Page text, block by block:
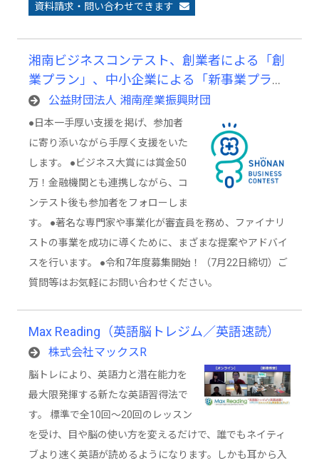
資料請求・問い合わせできます
湘南ビジネスコンテスト、創業者による「創
業プラン」、中小企業による「新事業プラ
ン」を発表するビジネスコンテスト
公益財団法人 湘南産業振興財団
●日本一手厚い支援を掲げ、参加者
に寄り添いながら手厚く支援をいた
します。 ●ビジネス大賞には賞金50
万！金融機関とも連携しながら、コ
ンテスト後も参加者をフォローしま
す。 ●著名な専門家や事業化が審査員を務め、ファイナリ
ストの事業を成功に導くために、まざまな提案やアドバイ
スを行います。 ●令和7年度募集開始！（7月22日締切）ご
質問等はお気軽にお問い合わせください。
Max Reading（英語脳トレジム／英語速読）
株式会社マックスR
脳トレにより、英語力と潜在能力を
最大限発揮する新たな英語習得法で
す。 標準で全10回～20回のレッスン
を受け、目や脳の使い方を変えるだけで、誰でもネイティ
ブより速く英語が読めるようになります。しかも耳から入